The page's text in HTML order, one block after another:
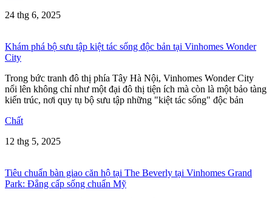
24 thg 6, 2025
Khám phá bộ sưu tập kiệt tác sống độc bản tại Vinhomes Wonder
City
Trong bức tranh đô thị phía Tây Hà Nội, Vinhomes Wonder City
nổi lên không chỉ như một đại đô thị tiện ích mà còn là một bảo tàng
kiến trúc, nơi quy tụ bộ sưu tập những "kiệt tác sống" độc bản
Chất
12 thg 5, 2025
Tiêu chuẩn bàn giao căn hộ tại The Beverly tại Vinhomes Grand
Park: Đẳng cấp sống chuẩn Mỹ